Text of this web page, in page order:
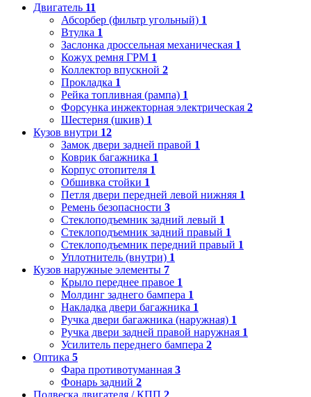
Двигатель 11
Абсорбер (фильтр угольный) 1
Втулка 1
Заслонка дроссельная механическая 1
Кожух ремня ГРМ 1
Коллектор впускной 2
Прокладка 1
Рейка топливная (рампа) 1
Форсунка инжекторная электрическая 2
Шестерня (шкив) 1
Кузов внутри 12
Замок двери задней правой 1
Коврик багажника 1
Корпус отопителя 1
Обшивка стойки 1
Петля двери передней левой нижняя 1
Ремень безопасности 3
Стеклоподъемник задний левый 1
Стеклоподъемник задний правый 1
Стеклоподъемник передний правый 1
Уплотнитель (внутри) 1
Кузов наружные элементы 7
Крыло переднее правое 1
Молдинг заднего бампера 1
Накладка двери багажника 1
Ручка двери багажника (наружная) 1
Ручка двери задней правой наружная 1
Усилитель переднего бампера 2
Оптика 5
Фара противотуманная 3
Фонарь задний 2
Подвеска двигателя / КПП 2